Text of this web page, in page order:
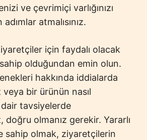
ve çevrimiçi varlığınızı
atmalısınız.
için faydalı olacak
olduğundan emin olun.
hakkında iddialarda
veya bir ürünün nasıl
dair tavsiyelerde
doğru olmanız gerekir. Yararlı
sahip olmak, ziyaretçilerin